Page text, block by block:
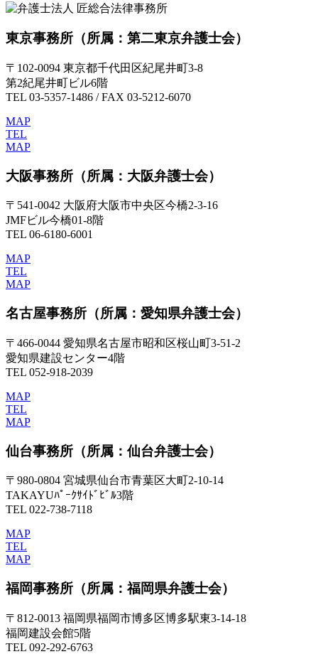
東京事務所 （所属：第二東京弁護士会）
〒102-0094 東京都千代田区紀尾井町3-8
第2紀尾井町ビル6階
TEL 03-5357-1486 / FAX 03-5212-6070
MAP
TEL
MAP
大阪事務所 （所属：大阪弁護士会）
〒541-0042 大阪府大阪市中央区今橋2-3-16
JMFビル今橋01-8階
TEL 06-6180-6001
MAP
TEL
MAP
名古屋事務所 （所属：愛知県弁護士会）
〒466-0044 愛知県名古屋市昭和区桜山町3-51-2
愛知県建設センター4階
TEL 052-918-2039
MAP
TEL
MAP
仙台事務所 （所属：仙台弁護士会）
〒980-0804 宮城県仙台市青葉区大町2-10-14
TAKAYUﾊﾟｰｸｻｲﾄﾞﾋﾞﾙ3階
TEL 022-738-7118
MAP
TEL
MAP
福岡事務所 （所属：福岡県弁護士会）
〒812-0013 福岡県福岡市博多区博多駅東3-14-18
福岡建設会館5階
TEL 092-292-6763